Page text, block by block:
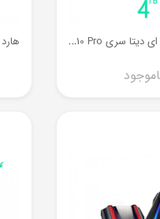
ه
ارد اکسترنال ای دیتا سری HD710 Pro ظرفیت 4 ترابایت